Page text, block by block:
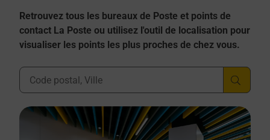
Retrouvez tous les bureaux de Poste et points de
contact La Poste ou utilisez l'outil de localisation pour
visualiser les points les plus proches de chez vous.
Ville, Département, Code Postal